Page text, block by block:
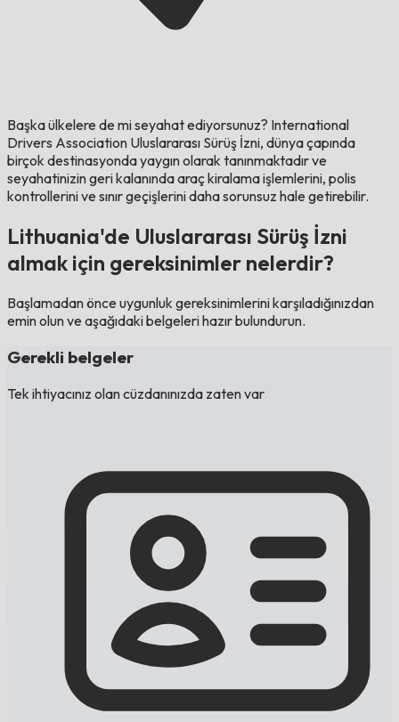
Başka ülkelere de mi seyahat ediyorsunuz? International
Drivers Association Uluslararası Sürüş İzni, dünya çapında
birçok destinasyonda yaygın olarak tanınmaktadır ve
seyahatinizin geri kalanında araç kiralama işlemlerini, polis
kontrollerini ve sınır geçişlerini daha sorunsuz hale getirebilir.
Lithuania'de Uluslararası Sürüş İzni
almak için gereksinimler nelerdir?
Başlamadan önce uygunluk gereksinimlerini karşıladığınızdan
emin olun ve aşağıdaki belgeleri hazır bulundurun.
Gerekli belgeler
Tek ihtiyacınız olan cüzdanınızda zaten var